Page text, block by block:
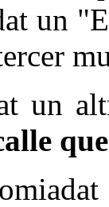
un
un